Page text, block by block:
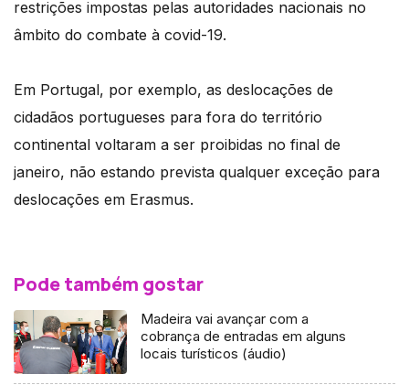
restrições impostas pelas autoridades nacionais no
âmbito do combate à covid-19.
Em Portugal, por exemplo, as deslocações de
cidadãos portugueses para fora do território
continental voltaram a ser proibidas no final de
janeiro, não estando prevista qualquer exceção para
deslocações em Erasmus.
Pode também gostar
Madeira vai avançar com a
cobrança de entradas em alguns
locais turísticos (áudio)